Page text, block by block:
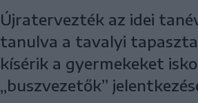
Újratervezték az idei
tanulva a tavalyi
kísérik a gyermekeket
„buszvezetők”